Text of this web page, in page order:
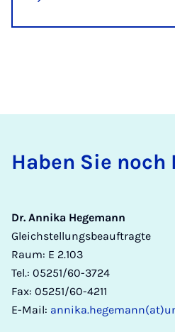
Ha­ben Sie noch
Dr. Annika Hegemann
Gleichstellungsbeauftragte
Raum: E 2.103
Tel.: 05251/60-3724
Fax: 05251/60-4211
E-Mail: